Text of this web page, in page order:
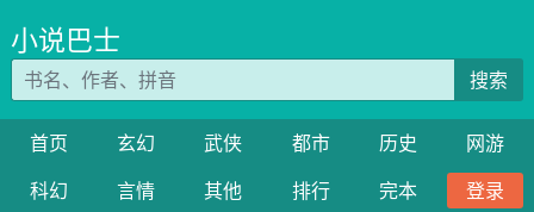
小说巴士
搜索
首页 玄幻 武侠 都市 历史
网游
科幻
言情 其他 排行 完本
登录